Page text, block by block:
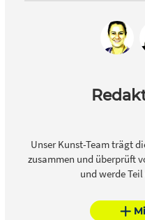
zu 9 Kindern
Farbflächen mit einem
am Smartboard. Tipp:
ein schwarzes Feld neu,
Fläche wieder weiß oder
Bearbeitung Die
Trägerkarton
Gramm wäre aber
“sortieren und
Unser Kunst-Team trägt
zusammen und überprüft
und werde